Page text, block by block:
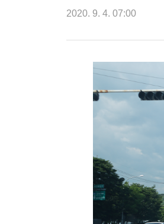
2020. 9. 4. 07:00